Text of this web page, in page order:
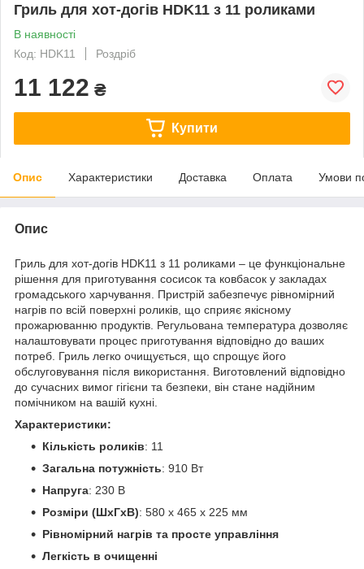
Гриль для хот-догів HDK11 з 11 роликами
В наявності
Код: HDK11
Роздріб
11 122 ₴
Купити
Опис Характеристики Доставка Оплата Умови
Опис
Гриль для хот-догів HDK11 з 11 роликами – це функціональне
рішення для приготування сосисок та ковбасок у закладах
громадського харчування. Пристрій забезпечує рівномірний
нагрів по всій поверхні роликів, що сприяє якісному
прожарюванню продуктів. Регульована температура дозволяє
налаштовувати процес приготування відповідно до ваших
потреб. Гриль легко очищується, що спрощує його
обслуговування після використання. Виготовлений відповідно
до сучасних вимог гігієни та безпеки, він стане надійним
помічником на вашій кухні.
Характеристики:
Кількість роликів: 11
Загальна потужність: 910 Вт
Напруга: 230 В
Розміри (ШхГхВ): 580 x 465 x 225 мм
Рівномірний нагрів та просте управління
Легкість в очищенні